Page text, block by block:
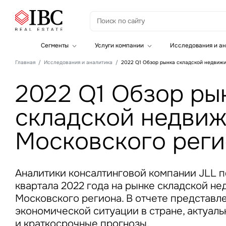
Сегменты
Складская недвижимость
Услуги компании
Земельные активы и девелопмент
Офисная недвижимость
Складская недвижимость
Торговая недвижимость
Стратегический консалтинг
Исследования и аналитика
Оценка
Управление проектами строительства
Исследования и
Главная Исследования и аналитика 2022 Q1 Обзор рынка складской
2022 Q1 Обзор
складской
Московского
Аналитики консалтинговой компании JLL
квартала 2022 года на рынке складской
Московского региона. В отчете
экономической ситуации в стране,
и краткосрочные прогнозы.
Это
Это